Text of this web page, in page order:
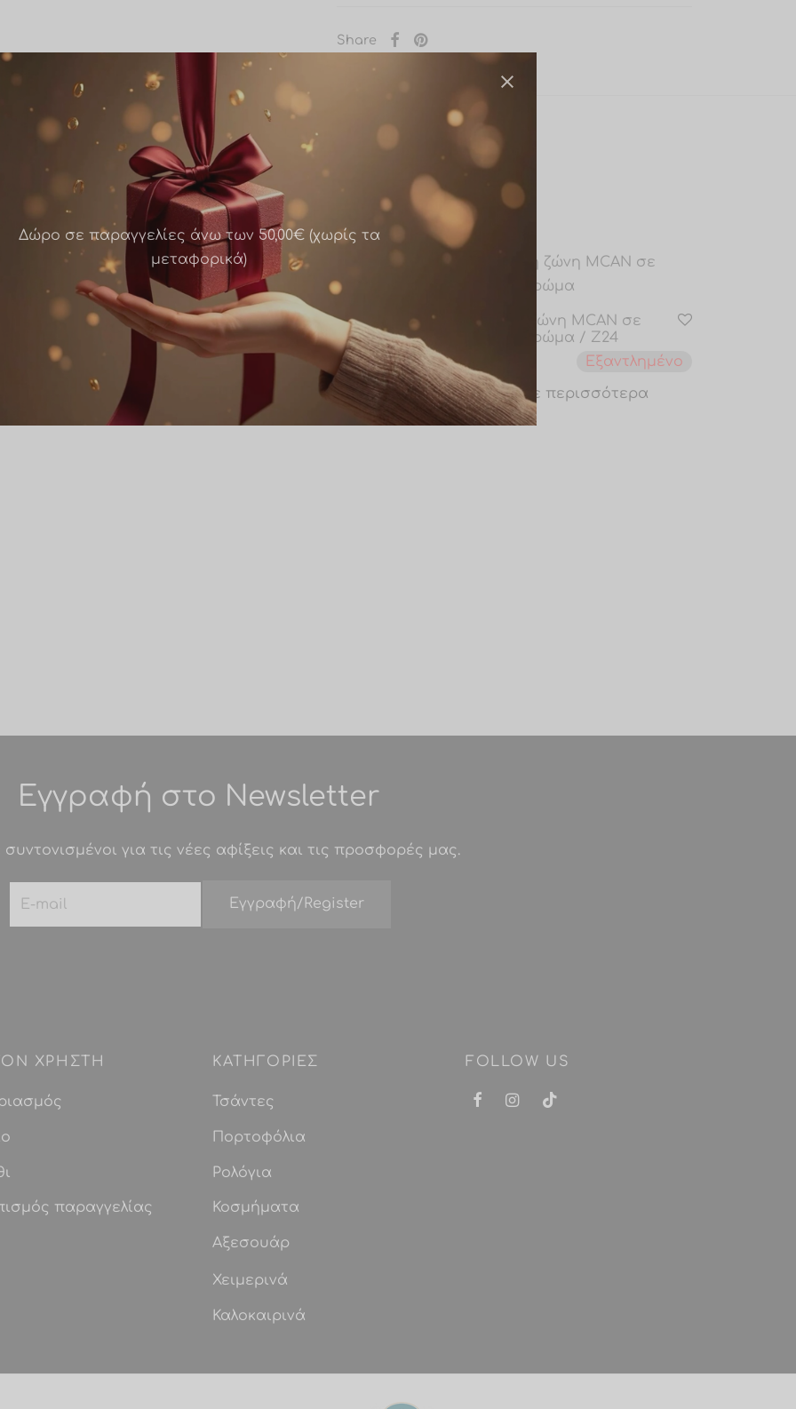
Δώρο σε παραγγελίες άνω των 50,00€ (χωρίς τα
μεταφορικά)
Share
λαιμού Πικάσο –
στον καθρέφτη
/ bl002
Εξαντλημένο
περισσότερα
Βεντάλια Βίνσεντ Βαν
Γκογκ – Ανθισμένη
αμυγδαλιά / B004
€6.00 Σε απόθεμα
Προσθήκη στο καλάθι
Ανδρική ζώνη MCAN σε
φιστικί χρώμα / Ζ24
€
Εξαντλημένο
Διαβάστε περισσότερα
Εγγραφή στο Newsletter
συντονισμένοι για τις νέες αφίξεις και τις προσφορές μας.
ΧΡΗΣΤΗ
παραγγελίας
ΚΑΤΗΓΟΡΙΕΣ
Τσάντες
Πορτοφόλια
Ρολόγια
Κοσμήματα
Αξεσουάρ
Χειμερινά
Καλοκαιρινά
FOLLOW US